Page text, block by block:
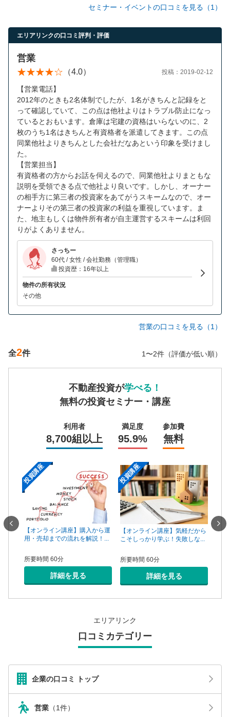
セミナー・イベントの口コミを見る（1）
エリアリンクの口コミ評判・評価
営業
（4.0） 投稿：2019-02-12
【営業電話】
2012年のときも2名体制でしたが、1名がきちんと記録をと
って確認していて、この点は他社よりはトラブル防止になっ
ているとおもいます。倉庫は宅建の資格はいらないのに、2
枚のうち1名はきちんと有資格者を派遣してきます。この点
同業他社よりきちんとした会社だなあという印象を受けまし
た。
【営業担当】
有資格者の方からお話を伺えるので、同業他社よりまともな
説明を受領できる点で他社より良いです。しかし、オーナー
の相手方に第三者の投資家をあてがうスキームなので、オー
ナーよりその第三者の投資家の利益を重視しています。ま
た、地主もしくは物件所有者が自主運営するスキームは利回
りがよくありません。
さっちー
60代 / 女性 / 会社勤務（管理職）
投資歴：16年以上
物件の所有状況
その他
営業の口コミを見る（1）
全2件 1〜2件（評価が低い順）
不動産投資が学べる！
無料の投資セミナー・講座
利用者
8,700組以上
満足度
95.9%
参加費
無料
手は
投資講座
【オンライン講座】購入から運
用・売却までの流れを解説！...
所要時間 60分
詳細を見る
投資講座
【オンライン講座】気軽だから
こそしっかり学ぶ！失敗しな...
所要時間 60分
詳細を見る
【オ
エリアリンク
口コミカテゴリー
企業の口コミ トップ
営業 （1件）